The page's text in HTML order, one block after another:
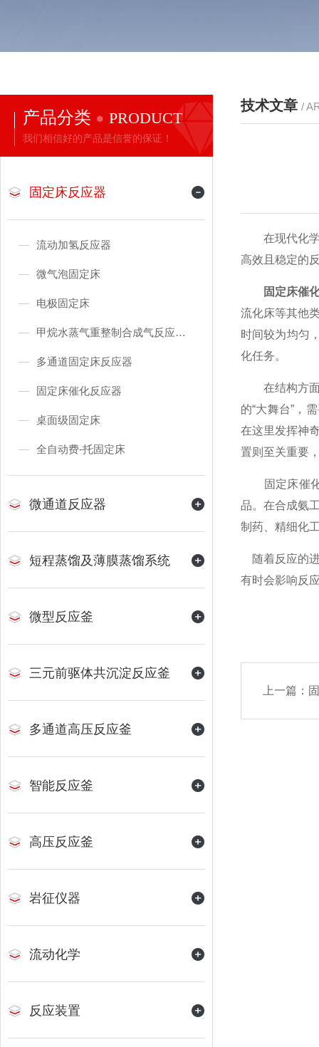
技术文章 /
在现代化学
高效且稳定的
固定床催
流化床等其他
时间较为均匀
化任务。
在结构方面
的“大舞台”，
在这里发挥神
置则至关重要
固定床催化
品。在合成氨
制药、精细化
随着反应的
有时会影响反
上一篇：
产品分类 PRODUCT
我们相信好的产品是信誉的保证！
固定床反应器
流动加氢反应器
微气泡固定床
电极固定床
甲烷水蒸气重整制合成气反应装置
多通道固定床反应器
固定床催化反应器
桌面级固定床
全自动费-托固定床
微通道反应器
短程蒸馏及薄膜蒸馏系统
微型反应釜
三元前驱体共沉淀反应釜
多通道高压反应釜
智能反应釜
高压反应釜
岩征仪器
流动化学
反应装置